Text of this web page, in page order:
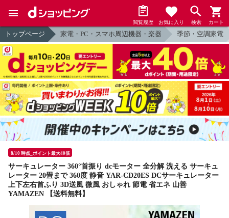
閲覧履歴 お気に入り 検索 カート
トップページ 家電・PC・スマホ周辺機器・楽器 季節・空調家電
8/10 時点_ポイント最大40倍
サーキュレーター 360°首振り dcモーター 全分解 洗える サーキュ
レーター 20畳まで 360度 静音 YAR-CD20ES DCサーキュレーター
上下左右首ふり 3D送風 微風 おしゃれ 節電 省エネ 山善
YAMAZEN 【送料無料】